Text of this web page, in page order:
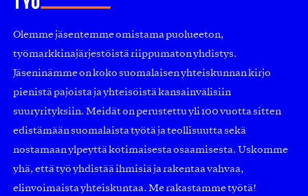
Olemme jäsentemme omistama puolueeton,
työmarkkinajärjestöistä riippumaton yhdistys.
Jäseninämme on koko suomalaisen yhteiskunnan kirjo
pienistä pajoista ja yhteisöistä kansainvälisiin
suuryrityksiin. Meidät on perustettu yli 100 vuotta sitten
edistämään suomalaista työtä ja teollisuutta sekä
nostamaan ylpeyttä kotimaisesta osaamisesta. Uskomme
yhä, että työ yhdistää ihmisiä ja rakentaa vahvaa,
elinvoimaista yhteiskuntaa. Me rakastamme työtä!